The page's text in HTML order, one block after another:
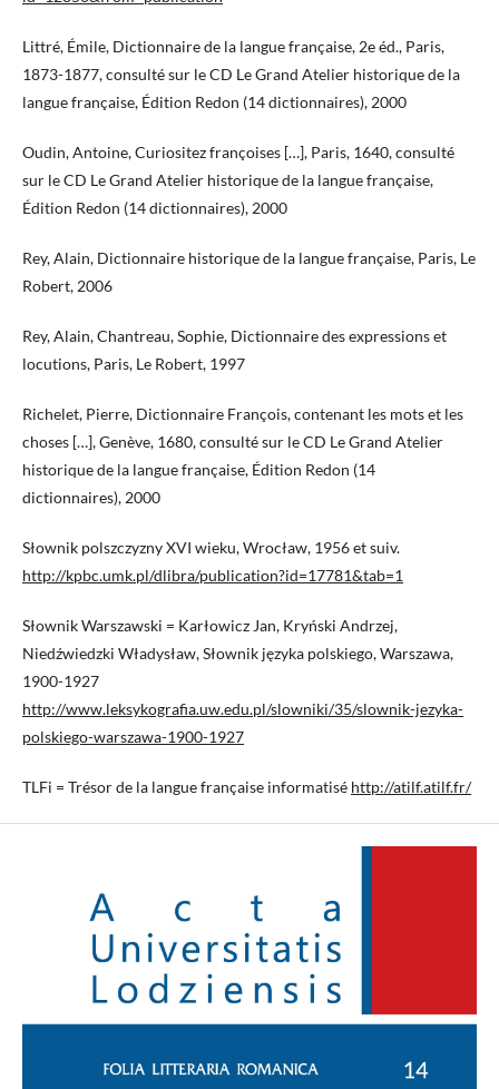
Littré, Émile, Dictionnaire de la langue française, 2e éd., Paris,
1873-1877, consulté sur le CD Le Grand Atelier historique de la
langue française, Édition Redon (14 dictionnaires), 2000
Oudin, Antoine, Curiositez françoises […], Paris, 1640, consulté
sur le CD Le Grand Atelier historique de la langue française,
Édition Redon (14 dictionnaires), 2000
Rey, Alain, Dictionnaire historique de la langue française, Paris, Le
Robert, 2006
Rey, Alain, Chantreau, Sophie, Dictionnaire des expressions et
locutions, Paris, Le Robert, 1997
Richelet, Pierre, Dictionnaire François, contenant les mots et les
choses […], Genève, 1680, consulté sur le CD Le Grand Atelier
historique de la langue française, Édition Redon (14
dictionnaires), 2000
Słownik polszczyzny XVI wieku, Wrocław, 1956 et suiv.
http://kpbc.umk.pl/dlibra/publication?id=17781&tab=1
Słownik Warszawski = Karłowicz Jan, Kryński Andrzej,
Niedźwiedzki Władysław, Słownik języka polskiego, Warszawa,
1900-1927
http://www.leksykografia.uw.edu.pl/slowniki/35/slownik-jezyka-
polskiego-warszawa-1900-1927
TLFi = Trésor de la langue française informatisé http://atilf.atilf.fr/